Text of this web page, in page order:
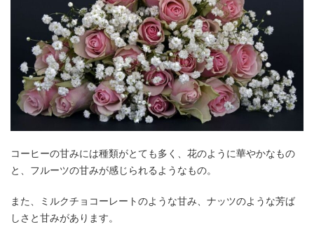
コーヒーの甘みには種類がとても多く、花のように華やかなもの
と、フルーツの甘みが感じられるようなもの。
また、ミルクチョコーレートのような甘み、ナッツのような芳ば
しさと甘みがあります。